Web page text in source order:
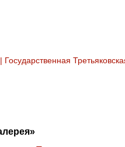
| Государственная